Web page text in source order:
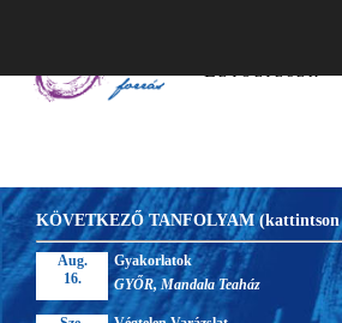
KÖVETKEZŐ TANFOLYAM
Aug.
16.
Gyakorlatok
GYŐR, Mandala Teaház